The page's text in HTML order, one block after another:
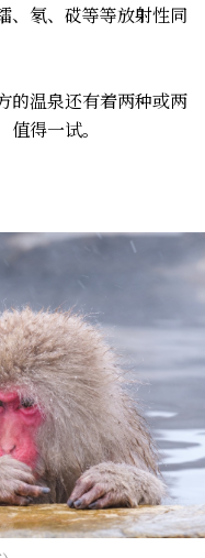
、氡、砹等等放射性同
的温泉还有着两种或两
得一试。